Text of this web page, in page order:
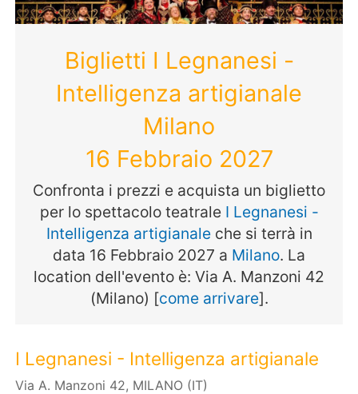
Biglietti I Legnanesi -
Intelligenza artigianale
Milano
16 Febbraio 2027
Confronta i prezzi e acquista un biglietto
per lo spettacolo teatrale I Legnanesi -
Intelligenza artigianaleche si terrà in
data 16 Febbraio 2027 a Milano. La
location dell'evento è: Via A. Manzoni 42
(Milano) [come arrivare].
I Legnanesi - Intelligenza artigianale
Via A. Manzoni 42, MILANO (IT)